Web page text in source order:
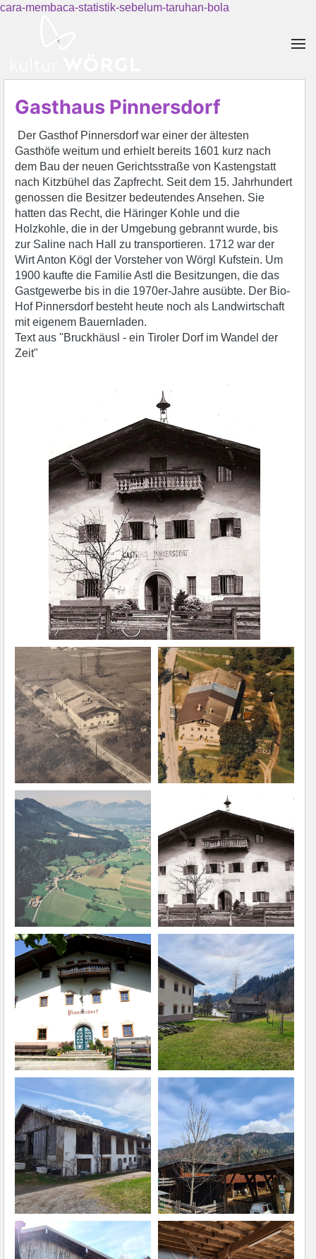
cara-membaca-statistik-sebelum-taruhan-bola
Gasthaus Pinnersdorf
Der Gasthof Pinnersdorf war einer der ältesten
Gasthöfe weitum und erhielt bereits 1601 kurz nach
dem Bau der neuen Gerichtsstraße von Kastengstatt
nach Kitzbühel das Zapfrecht. Seit dem 15. Jahrhundert
genossen die Besitzer bedeutendes Ansehen. Sie
hatten das Recht, die Häringer Kohle und die
Holzkohle, die in der Umgebung gebrannt wurde, bis
zur Saline nach Hall zu transportieren. 1712 war der
Wirt Anton Kögl der Vorsteher von Wörgl Kufstein. Um
1900 kaufte die Familie Astl die Besitzungen, die das
Gastgewerbe bis in die 1970er-Jahre ausübte. Der Bio-
Hof Pinnersdorf besteht heute noch als Landwirtschaft
mit eigenem Bauernladen.
Text aus "Bruckhäusl - ein Tiroler Dorf im Wandel der
Zeit"